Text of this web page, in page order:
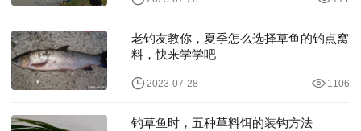
老钓友教你，夏季怎么选择草鱼的钓点窝
料，快来学学吧
2023-07-28 1106
钓草鱼时，五种草料饵的装钩方法